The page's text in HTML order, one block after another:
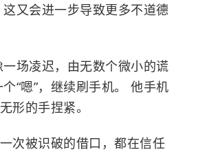
又会进一步导致更多不道德
场凌迟，由无数个微小的谎
“嗯”，继续刷手机。 他手机
形的手捏紧。
次被识破的借口，都在信任